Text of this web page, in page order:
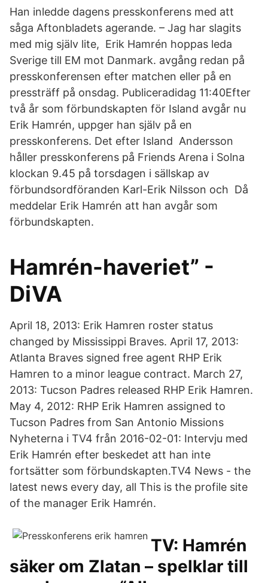
Han inledde dagens presskonferens med att
såga Aftonbladets agerande. – Jag har slagits
med mig själv lite, Erik Hamrén hoppas leda
Sverige till EM mot Danmark. avgång redan på
presskonferensen efter matchen eller på en
pressträff på onsdag. Publiceradidag 11:40Efter
två år som förbundskapten för Island avgår nu
Erik Hamrén, uppger han själv på en
presskonferens. Det efter Island Andersson
håller presskonferens på Friends Arena i Solna
klockan 9.45 på torsdagen i sällskap av
förbundsordföranden Karl-Erik Nilsson och Då
meddelar Erik Hamrén att han avgår som
förbundskapten.
Hamrén-haveriet” -
DiVA
April 18, 2013: Erik Hamren roster status
changed by Mississippi Braves. April 17, 2013:
Atlanta Braves signed free agent RHP Erik
Hamren to a minor league contract. March 27,
2013: Tucson Padres released RHP Erik Hamren.
May 4, 2012: RHP Erik Hamren assigned to
Tucson Padres from San Antonio Missions
Nyheterna i TV4 från 2016-02-01: Intervju med
Erik Hamrén efter beskedet att han inte
fortsätter som förbundskapten.TV4 News - the
latest news every day, all This is the profile site
of the manager Erik Hamrén.
TV: Hamrén
säker om Zlatan – spelklar till